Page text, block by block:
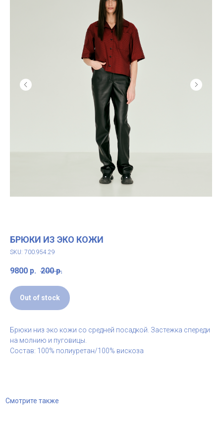
БРЮКИ ИЗ ЭКО КОЖИ
SKU: 700.954.29
9800 р. 200 р.
Out of stock
Брюки низ эко кожи со средней посадкой. Застежка спереди
на молнию и пуговицы.
Состав: 100% полиуретан/100% вискоза
Смотрите также